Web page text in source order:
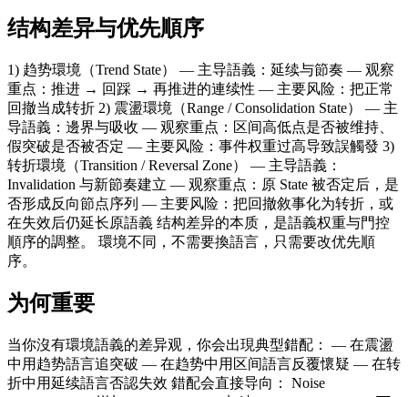
结构差异与优先順序
1) 趋势環境（Trend State） — 主导語義：延续与節奏 — 观察
重点：推进 → 回踩 → 再推进的連续性 — 主要风险：把正常
回撤当成转折 2) 震盪環境（Range / Consolidation State） — 主
导語義：邊界与吸收 — 观察重点：区间高低点是否被维持、
假突破是否被否定 — 主要风险：事件权重过高导致誤觸發 3)
转折環境（Transition / Reversal Zone） — 主导語義：
Invalidation 与新節奏建立 — 观察重点：原 State 被否定后，是
否形成反向節点序列 — 主要风险：把回撤敘事化为转折，或
在失效后仍延长原語義 结构差异的本质，是語義权重与門控
順序的調整。 環境不同，不需要換語言，只需要改优先順
序。
为何重要
当你沒有環境語義的差异观，你会出現典型錯配： — 在震盪
中用趋势語言追突破 — 在趋势中用区间語言反覆懷疑 — 在转
折中用延续語言否認失效 錯配会直接导向： Noise